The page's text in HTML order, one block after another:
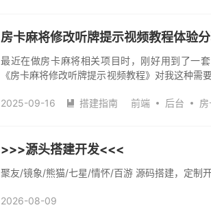
房卡麻将修改听牌提示视频教程体验
最近在做房卡麻将相关项目时，刚好用到了一
《房卡麻将修改听牌提示视频教程》对我这种需
2025-09-16
 搭建指南 前端 后台
>>>源头搭建开发<<<
聚友/镜象/熊猫/七星/情怀/百游 源码搭建，定制
2026-08-09